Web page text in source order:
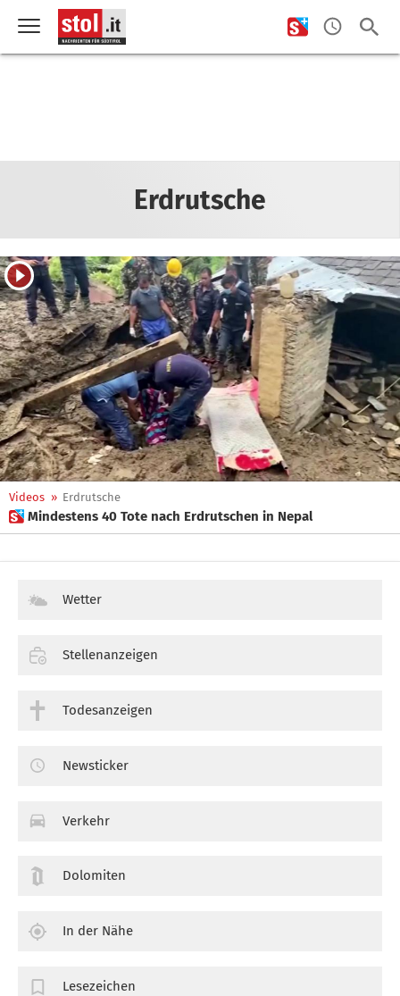
Erdrutsche
Videos » Erdrutsche
 Mindestens 40 Tote nach Erdrutschen in Nepal
Wetter
Stellenanzeigen
Todesanzeigen
Newsticker
Verkehr
Dolomiten
In der Nähe
Lesezeichen